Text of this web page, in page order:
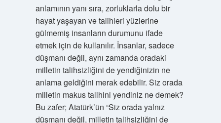
anlamının yanı sıra, zorluklarla dolu bir
hayat yaşayan ve talihleri ​​yüzlerine
gülmemiş insanların durumunu ifade
etmek için de kullanılır. İnsanlar, sadece
düşmanı değil, aynı zamanda oradaki
milletin talihsizliğini de yendiğinizin ne
anlama geldiğini merak edebilir. Siz orada
milletin makus talihini yendiniz ne demek?
Bu zafer; Atatürk’ün “Siz orada yalnız
düşmanı değil, milletin talihsizliğini de